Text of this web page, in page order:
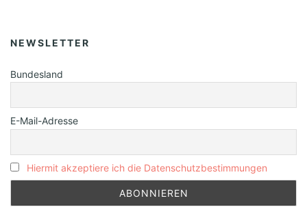
NEWSLETTER
Bundesland
E-Mail-Adresse
Hiermit akzeptiere ich die Datenschutzbestimmungen